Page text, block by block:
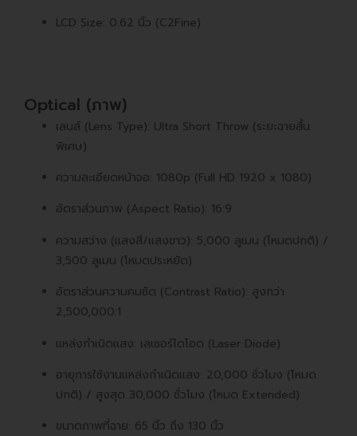
LCD Size: 0.62 นิ้ว (C2Fine)
Optical (ภาพ)
เลนส์ (Lens Type): Ultra Short Throw (ระยะฉายสั้น
พิเศษ)
ความละเอียดหน้าจอ: 1080p (Full HD 1920 x 1080)
อัตราส่วนภาพ (Aspect Ratio): 16:9
ความสว่าง (แสงสี/แสงขาว): 5,000 ลูเมน (โหมดปกติ) /
3,500 ลูเมน (โหมดประหยัด)
อัตราส่วนความคมชัด (Contrast Ratio): สูงกว่า
2,500,000:1
แหล่งกำเนิดแสง: เลเซอร์ไดโอด (Laser Diode)
อายุการใช้งานแหล่งกำเนิดแสง: 20,000 ชั่วโมง (โหมด
ปกติ) / สูงสุด 30,000 ชั่วโมง (โหมด Extended)
ขนาดภาพที่ฉาย: 65 นิ้ว ถึง 130 นิ้ว